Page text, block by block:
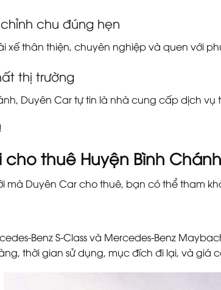
chu đúng hẹn
xế thân thiện, chuyên nghiệp và quen với
thị trường
Duyên Car tự tin là nhà cung cấp dịch
thuê Huyện Bình
mà Duyên Car cho thuê, bạn có thể tham
Benz S-Class và Mercedes-Benz
thời gian sử dụng, mục đích đi lại, và giá